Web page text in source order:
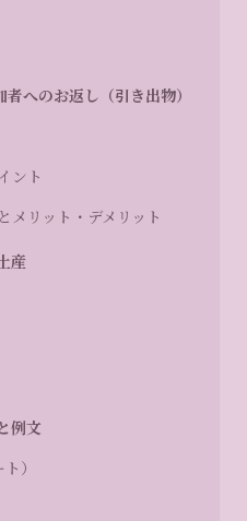
へのお返し（引き出物）
ント
メリット・デメリット
産
例文
）